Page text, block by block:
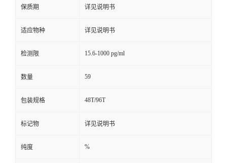
保质期 详见说明书
适应物种 详见说明书
检测限 15.6-1000 pg/ml
数量 59
包装规格 48T/96T
标记物 详见说明书
纯度 %